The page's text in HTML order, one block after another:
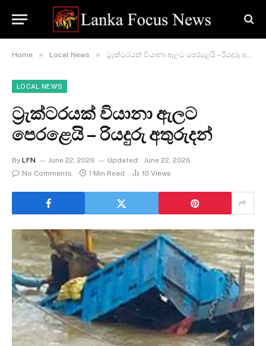
Home » Local News » ට්‍රැක්ටරයක් වියානා ඇලට පෙරළෙයි – රියදුරු අතුරුදන්
LOCAL NEWS
ට්‍රැක්ටරයක් වියානා ඇලට
පෙරළෙයි – රියදුරු අතුරුදන්
By LFN June 22, 2026 Updated: June 22, 2026
No Comments
1 Min Read 10 Views